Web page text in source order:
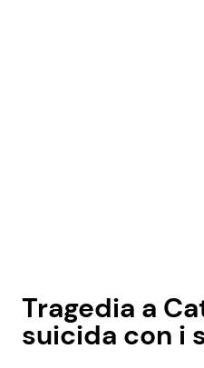
Tragedia a
suicida con i